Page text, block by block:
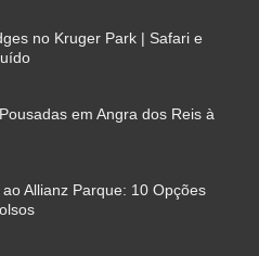
no Kruger Park | Safari e
em Angra dos Reis à
Allianz Parque: 10 Opções